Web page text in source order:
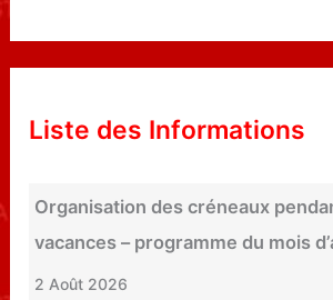
Liste des Informations
Organisation des créneaux
vacances – programme du mois
2 Août 2026